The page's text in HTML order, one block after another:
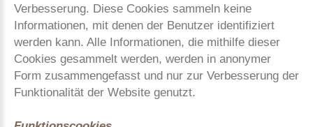
Verbesserung. Diese Cookies sammeln keine
Informationen, mit denen der Benutzer identifiziert
werden kann. Alle Informationen, die mithilfe dieser
Cookies gesammelt werden, werden in anonymer
Form zusammengefasst und nur zur Verbesserung der
Funktionalität der Website genutzt.